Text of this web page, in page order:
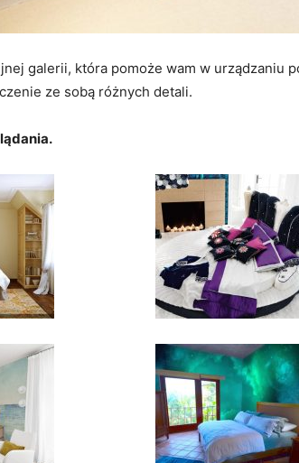
galerii, która pomoże wam w urządzaniu
ze sobą różnych detali.